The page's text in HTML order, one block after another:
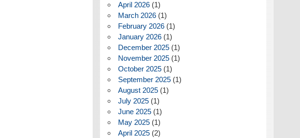
April 2026(1)
March 2026(1)
February 2026(1)
January 2026(1)
December 2025(1)
November 2025(1)
October 2025(1)
September 2025(1)
August 2025(1)
July 2025(1)
June 2025(1)
May 2025(1)
April 2025(2)